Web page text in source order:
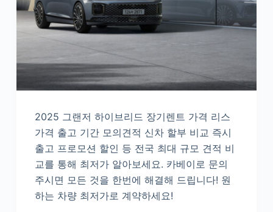
2025 그랜저 하이브리드 장기렌트 가격 리스
가격 출고 기간 모의견적 신차 할부 비교 즉시
출고 프로모션 할인 등 전국 최대 규모 견적 비
교를 통해 최저가 알아보세요. 카베이로 문의
주시면 모든 것을 한번에 해결해 드립니다! 원
하는 차량 최저가로 계약하세요!